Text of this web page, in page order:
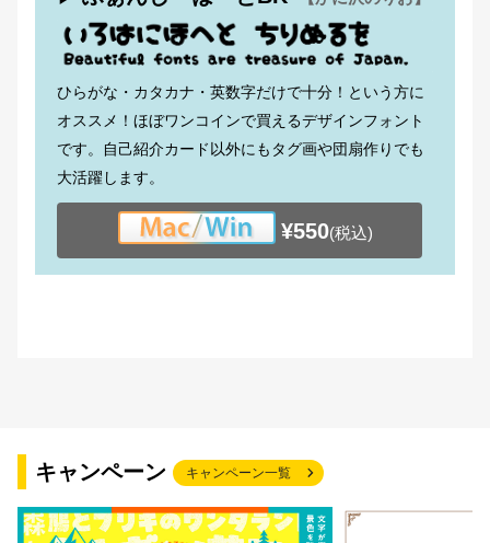
ひらがな・カタカナ・英数字だけで十分！という方に
オススメ！ほぼワンコインで買えるデザインフォント
です。自己紹介カード以外にもタグ画や団扇作りでも
大活躍します。
¥550(税込)
キャンペーン キャンペーン一覧